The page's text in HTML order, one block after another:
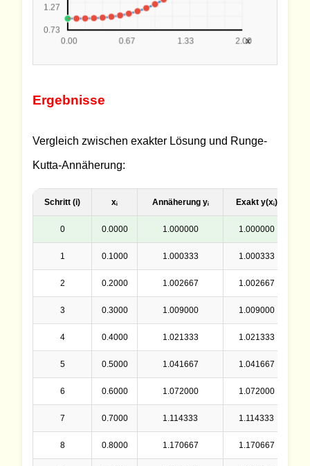
Ergebnisse
Vergleich zwischen exakter Lösung und Runge-
Kutta-Annäherung:
Schritt (i) xᵢ Annäherung yᵢ Exakt y(xᵢ)
0 0.0000 1.000000 1.000000
1 0.1000 1.000333 1.000333
2 0.2000 1.002667 1.002667
3 0.3000 1.009000 1.009000
4 0.4000 1.021333 1.021333
5 0.5000 1.041667 1.041667
6 0.6000 1.072000 1.072000
7 0.7000 1.114333 1.114333
8 0.8000 1.170667 1.170667